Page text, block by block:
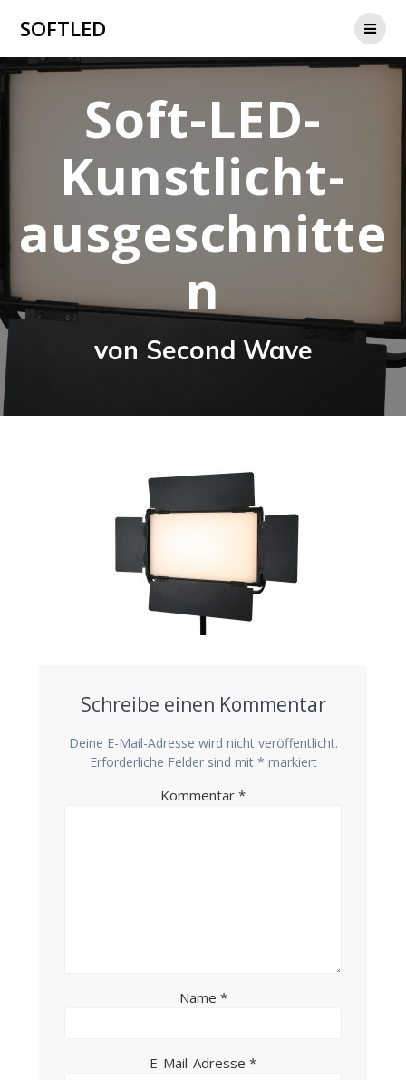
SOFTLED
Soft-LED-
Kunstlicht-
ausgeschnitte
n
von Second Wave
Schreibe einen Kommentar
Deine E-Mail-Adresse wird nicht veröffentlicht.
Erforderliche Felder sind mit * markiert
Kommentar *
Name *
E-Mail-Adresse *